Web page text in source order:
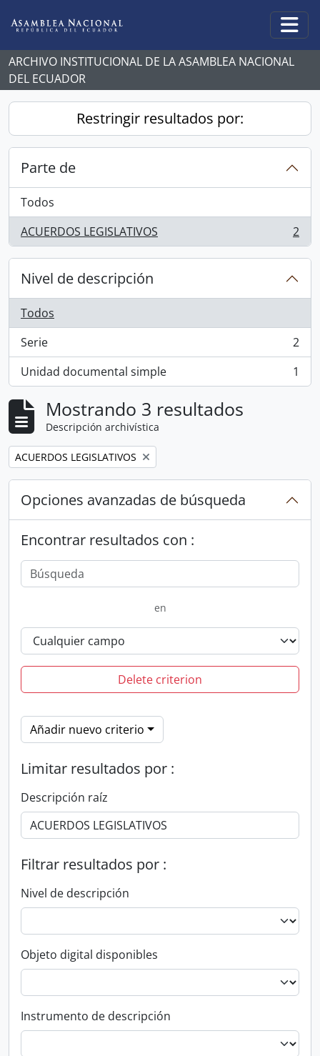
ARCHIVO INSTITUCIONAL DE LA ASAMBLEA NACIONAL
DEL ECUADOR
Restringir resultados por:
Parte de
Todos
ACUERDOS LEGISLATIVOS
, 2 resultados 2
Nivel de descripción
Todos
Serie
, 2 resultados
2
Unidad documental simple
, 1 resultados 1
Mostrando 3 resultados
Descripción archivística
Remove filter:
ACUERDOS LEGISLATIVOS
Opciones avanzadas de búsqueda
Encontrar resultados con :
en
Delete criterion
Añadir nuevo criterio
Limitar resultados por :
Descripción raíz
Filtrar resultados por :
Nivel de descripción
Objeto digital disponibles
Instrumento de descripción